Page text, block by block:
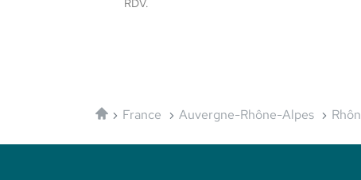
AccueilFrance Auvergne-Rhône-Alpes